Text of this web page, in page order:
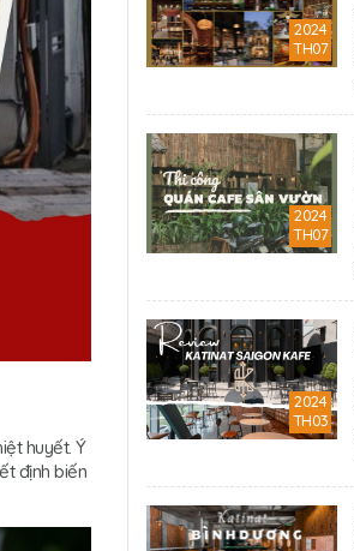
huyết. Ý
định biến
2024
TH07
2024
TH07
2024
TH03